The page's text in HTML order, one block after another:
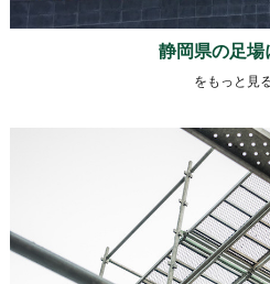
静岡県の足
をもっと見